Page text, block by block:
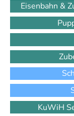
Eisenbahn &
KuWiH